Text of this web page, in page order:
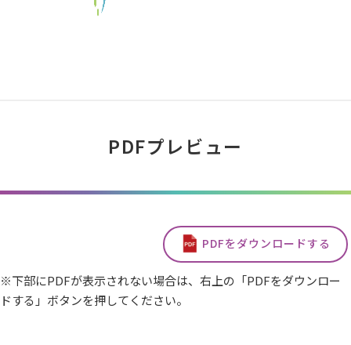
PDFプレビュー
PDFをダウンロードする
※下部にPDFが表示されない場合は、右上の「PDFをダウンロー
ドする」ボタンを押してください。